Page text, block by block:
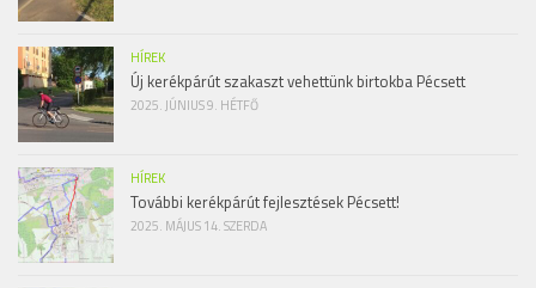
HÍREK
Új kerékpárút szakaszt vehettünk birtokba Pécsett
2025. JÚNIUS 9. HÉTFŐ
HÍREK
További kerékpárút fejlesztések Pécsett!
2025. MÁJUS 14. SZERDA